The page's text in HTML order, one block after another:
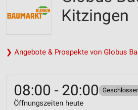
Kitzingen
❯ Angebote & Prospekte von Globus
08:00 - 20:00
Öffnungszeiten heute